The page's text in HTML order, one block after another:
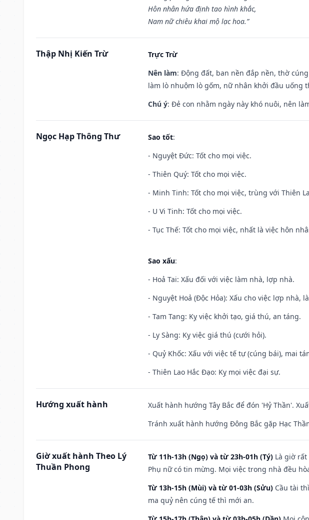
Hôn nhân hứa định tao hình khắc,
Nam nữ chiêu khai mộ lạc hoa.”
Thập Nhị Kiến Trừ
Trực Trừ
Nên làm: Động đất, ban nền đắp nền, thờ
làm lò nhuộm lò gốm, nữ nhân khởi đầu uống
Chú ý: Đẻ con nhằm ngày này khó nuôi, nên
Ngọc Hạp Thông Thư Sao tốt:
- Nguyệt Đức: Tốt cho mọi việc.
- Thiên Quý: Tốt cho mọi việc.
- Minh Tinh: Tốt cho mọi việc, trùng với Thiên
- U Vi Tinh: Tốt cho mọi việc.
- Tục Thế: Tốt cho mọi việc, nhất là việc hôn
Sao xấu:
- Hoả Tai: Xấu đối với việc làm nhà, lợp nhà.
- Nguyệt Hoả (Độc Hỏa): Xấu cho việc lợp nhà,
- Tam Tang: Kỵ việc khởi tạo, giá thú, an táng.
- Ly Sàng: Kỵ việc giá thú (cưới hỏi).
- Quỷ Khốc: Xấu với việc tế tự (cúng bái), mai
- Thiên Lao Hắc Đạo: Kỵ mọi việc đại sự.
Hướng xuất hành
Xuất hành hướng Tây Bắc để đón 'Hỷ Thần'.
Tránh xuất hành hướng Đông Bắc gặp Hạc
Giờ xuất hành Theo Lý
Thuần Phong
Từ 11h-13h (Ngọ) và từ 23h-01h (Tý) Là giờ
Phụ nữ có tin mừng. Mọi việc trong nhà đều
Từ 13h-15h (Mùi) và từ 01-03h (Sửu) Cầu tài
ma quỷ nên cúng tế thì mới an.